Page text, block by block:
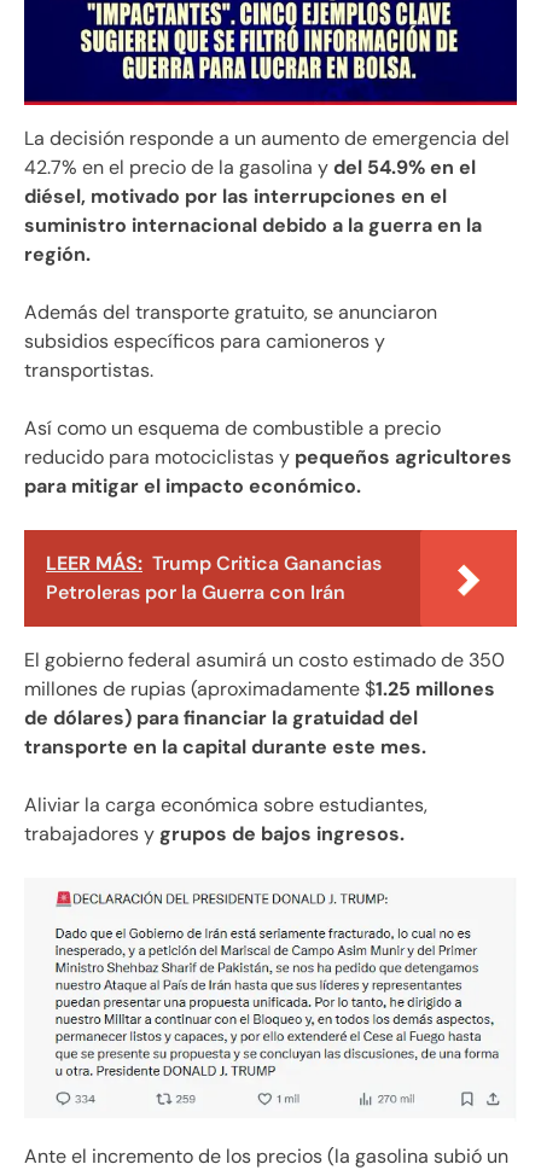
La decisión responde a un aumento de emergencia del
42.7% en el precio de la gasolina ydel 54.9% en el
diésel, motivado por las interrupciones en el
suministro internacional debido a la guerra en la
región.
Además del transporte gratuito, se anunciaron
subsidios específicos para camioneros y
transportistas.
Así como un esquema de combustible a precio
reducido para motociclistas y pequeños agricultores
para mitigar el impacto económico.
LEER MÁS: Trump Critica Ganancias
Petroleras por la Guerra con Irán
El gobierno federal asumirá un costo estimado de 350
millones de rupias (aproximadamente $1.25 millones
de dólares) para financiar la gratuidad del
transporte en la capital durante este mes.
Aliviar la carga económica sobre estudiantes,
trabajadores y grupos de bajos ingresos.
Ante el incremento de los precios (la gasolina subió un